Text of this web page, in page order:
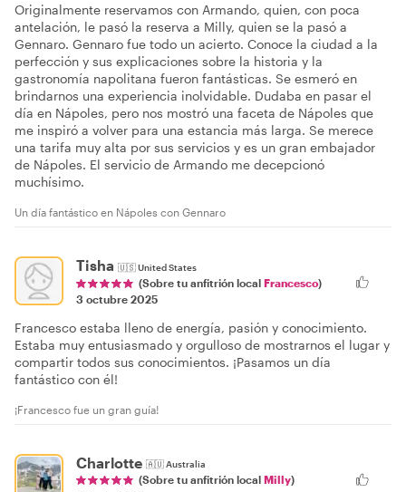
Originalmente reservamos con Armando, quien, con poca
antelación, le pasó la reserva a Milly, quien se la pasó a
Gennaro. Gennaro fue todo un acierto. Conoce la ciudad a la
perfección y sus explicaciones sobre la historia y la
gastronomía napolitana fueron fantásticas. Se esmeró en
brindarnos una experiencia inolvidable. Dudaba en pasar el
día en Nápoles, pero nos mostró una faceta de Nápoles que
me inspiró a volver para una estancia más larga. Se merece
una tarifa muy alta por sus servicios y es un gran embajador
de Nápoles. El servicio de Armando me decepcionó
muchísimo.
Un día fantástico en Nápoles con Gennaro
Tisha 🇺🇸United States
(Sobre tu anfitrión local Francesco)
3 octubre 2025
Francesco estaba lleno de energía, pasión y conocimiento.
Estaba muy entusiasmado y orgulloso de mostrarnos el lugar y
compartir todos sus conocimientos. ¡Pasamos un día
fantástico con él!
¡Francesco fue un gran guía!
Charlotte 🇦🇺Australia
(Sobre tu anfitrión local Milly)